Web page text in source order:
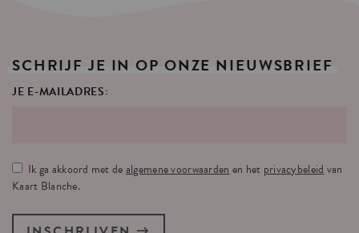
SCHRIJF JE IN OP ONZE NIEUWSBRIEF
JE E-MAILADRES:
Ik ga akkoord met dealgemene voorwaarden en het privacybeleid van
Kaart Blanche.